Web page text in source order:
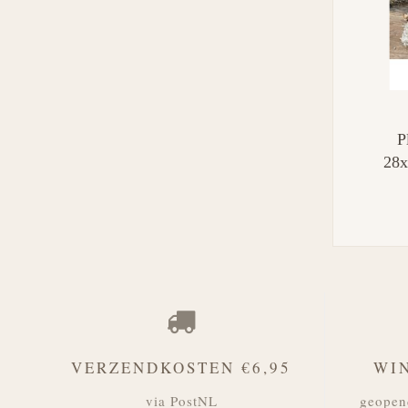
VERZENDKOSTEN €6,95
via PostNL